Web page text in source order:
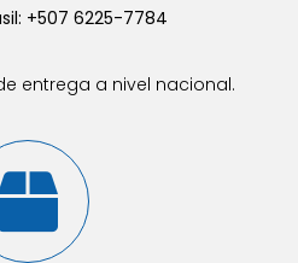
+507 6225-7784
entrega a nivel nacional.